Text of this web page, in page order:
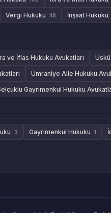
Vergi Hukuku 48 İnşaat Hukuku
ve İflas Hukuku Avukatları
Ümraniye Aile Hukuku
Gayrimenkul Hukuku
3 Gayrimenkul Hukuku 1